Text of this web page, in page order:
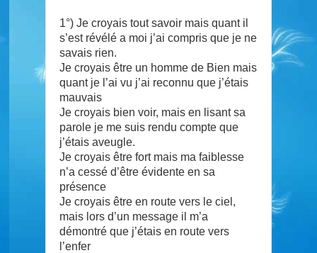
1°) Je croyais tout savoir mais quant il
s’est révélé a moi j’ai compris que je ne
savais rien.
Je croyais être un homme de Bien mais
quant je l’ai vu j’ai reconnu que j’étais
mauvais
Je croyais bien voir, mais en lisant sa
parole je me suis rendu compte que
j’étais aveugle.
Je croyais être fort mais ma faiblesse
n’a cessé d’être évidente en sa
présence
Je croyais être en route vers le ciel,
mais lors d’un message il m’a
démontré que j’étais en route vers
l’enfer